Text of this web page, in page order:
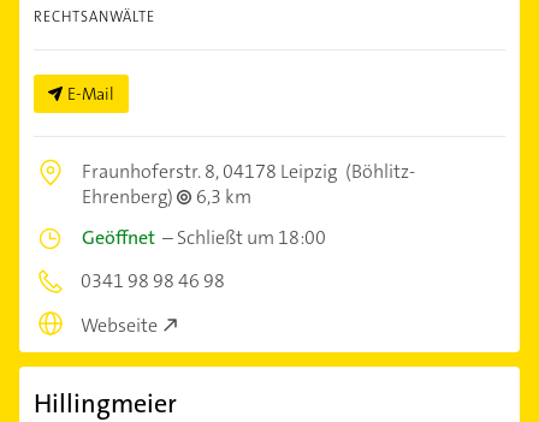
RECHTSANWÄLTE
E-Mail
Fraunhoferstr. 8,04178 Leipzig (Böhlitz-
Ehrenberg)
6,3 km
Geöffnet –Schließt um 18:00
0341 98 98 46 98
Webseite
Hillingmeier